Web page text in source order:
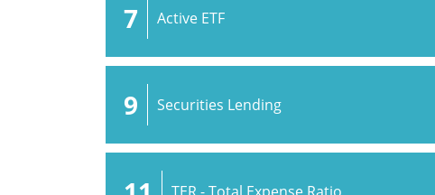
7 Active ETF
9 Securities Lending